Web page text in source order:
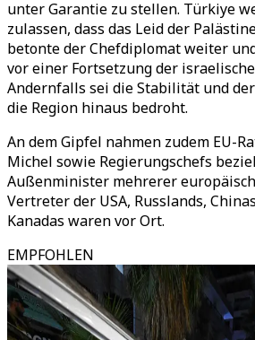
unter Garantie zu stellen. Türkiye
zulassen, dass das Leid der
betonte der Chefdiplomat weiter
vor einer Fortsetzung der
Andernfalls sei die Stabilität und
die Region hinaus bedroht.
An dem Gipfel nahmen zudem EU-
Michel sowie Regierungschefs
Außenminister mehrerer
Vertreter der USA, Russlands,
Kanadas waren vor Ort.
EMPFOHLEN